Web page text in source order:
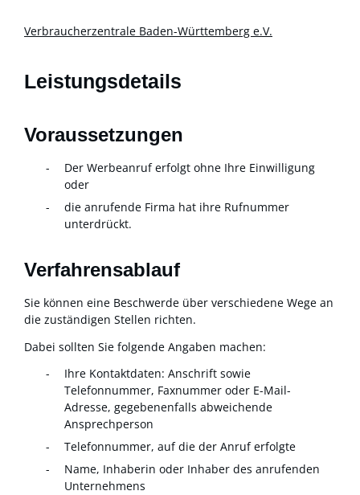
Verbraucherzentrale Baden-Württemberg e.V.
Leistungsdetails
Voraussetzungen
Der Werbeanruf erfolgt ohne Ihre Einwilligung
oder
die anrufende Firma hat ihre Rufnummer
unterdrückt.
Verfahrensablauf
Sie können eine Beschwerde über verschiedene Wege an
die zuständigen Stellen richten.
Dabei sollten Sie folgende Angaben machen:
Ihre Kontaktdaten: Anschrift sowie
Telefonnummer, Faxnummer oder E-Mail-
Adresse, gegebenenfalls abweichende
Ansprechperson
Telefonnummer, auf die der Anruf erfolgte
Name, Inhaberin oder Inhaber des anrufenden
Unternehmens